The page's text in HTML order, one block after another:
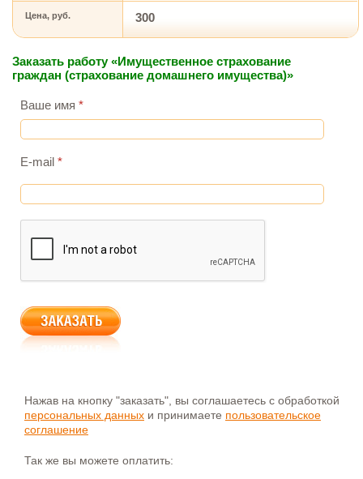
Цена, руб. 300
Заказать работу «Имущественное страхование
граждан (страхование домашнего имущества)»
Ваше имя *
E-mail *
Нажав на кнопку "заказать", вы соглашаетесь с обработкой
персональных данных и принимаете пользовательское
соглашение
Так же вы можете оплатить: